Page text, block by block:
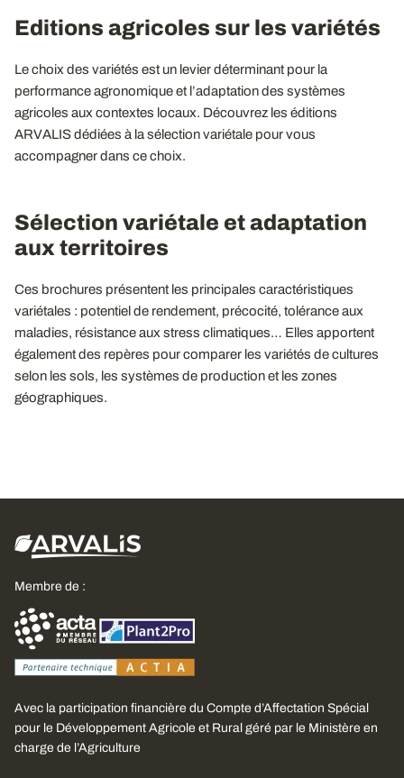
Editions agricoles sur les variétés
Le choix des variétés est un levier déterminant pour la
performance agronomique et l’adaptation des systèmes
agricoles aux contextes locaux. Découvrez les éditions
ARVALIS dédiées à la sélection variétale pour vous
accompagner dans ce choix.
Sélection variétale et adaptation
aux territoires
Ces brochures présentent les principales caractéristiques
variétales : potentiel de rendement, précocité, tolérance aux
maladies, résistance aux stress climatiques… Elles apportent
également des repères pour comparer les variétés de cultures
selon les sols, les systèmes de production et les zones
géographiques.
Membre de :
Avec la participation financière du Compte d’Affectation Spécial
pour le Développement Agricole et Rural géré par le Ministère en
charge de l’Agriculture